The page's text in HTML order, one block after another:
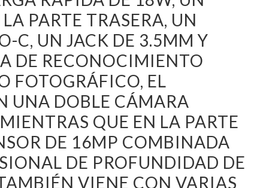
PARTE TRASERA, UN
C, UN JACK DE 3.5MM Y
DE RECONOCIMIENTO
FOTOGRÁFICO, EL
UNA DOBLE CÁMARA
QUE EN LA PARTE
DE 16MP COMBINADA
DE PROFUNDIDAD DE
VIENE CON VARIAS